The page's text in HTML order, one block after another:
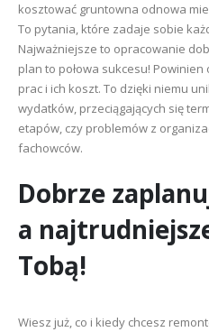
kosztować gruntowna odnowa
To pytania, które zadaje sobie
Najważniejsze to opracowanie
plan to połowa sukcesu!
prac i ich koszt. To dzięki niemu
wydatków, przeciągających się
etapów, czy problemów z
fachowców.
Dobrze
a
Tobą!
Wiesz już, co i kiedy chcesz